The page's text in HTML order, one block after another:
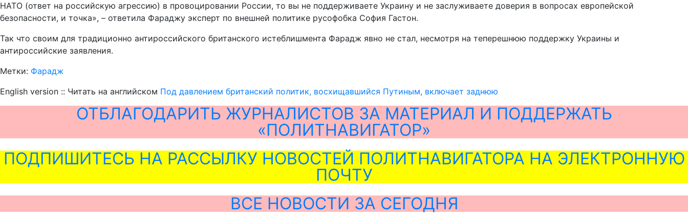
НАТО (ответ на российскую агрессию) в провоцировании России, то вы не поддерживаете Украину и не заслуживаете доверия в вопросах европейской
безопасности, и точка», – ответила Фараджу эксперт по внешней политике русофобка София Гастон.
Так что своим для традиционно антироссийского британского истеблишмента Фарадж явно не стал, несмотря на теперешнюю поддержку Украины и
антироссийские заявления.
Метки: Фарадж
English version :: Читать на английском Под давлением британский политик, восхищавшийся Путиным, включает заднюю
ОТБЛАГОДАРИТЬ ЖУРНАЛИСТОВ ЗА МАТЕРИАЛ И ПОДДЕРЖАТЬ
«ПОЛИТНАВИГАТОР»
ПОДПИШИТЕСЬ НА РАССЫЛКУ НОВОСТЕЙ ПОЛИТНАВИГАТОРА НА ЭЛЕКТРОННУЮ
ПОЧТУ
ВСЕ НОВОСТИ ЗА СЕГОДНЯ